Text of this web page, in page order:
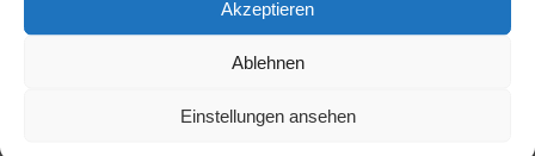
Akzeptieren
Ablehnen
Einstellungen ansehen
PRIME
Fressnapf Katze Erhöht
Futternapf Katze Hund
Fressnapf Katze
Napf Ständer -